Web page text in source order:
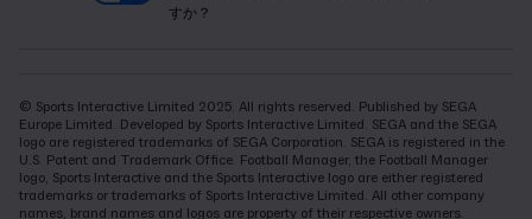
すか？
© Sports Interactive Limited 2025. All rights reserved. Published by SEGA
Europe Limited. Developed by Sports Interactive Limited. SEGA and the SEGA
logo are registered trademarks of SEGA Corporation. SEGA is registered in the
U.S. Patent and Trademark Office. Football Manager, the Football Manager
logo, Sports Interactive and the Sports Interactive logo are either registered
trademarks or trademarks of Sports Interactive Limited. All other company
names, brand names and logos are property of their respective owners.